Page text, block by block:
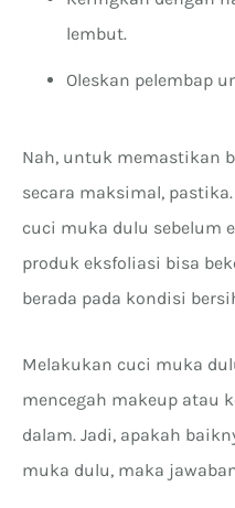
lembut.
Oleskan pelembap
Nah, untuk memastikan
secara maksimal,
cuci muka dulu sebelum
produk eksfoliasi bisa
berada pada kondisi
Melakukan cuci muka
mencegah makeup atau
dalam. Jadi, apakah
muka dulu, maka